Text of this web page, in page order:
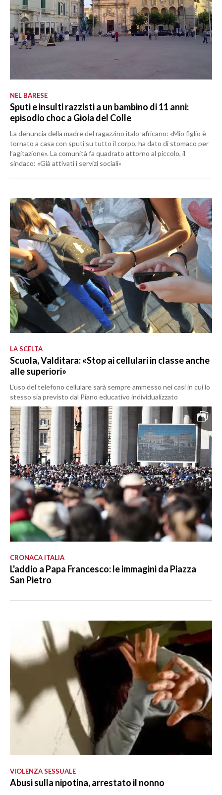
NEL BARESE
Sputi e insulti razzisti a un bambino di 11 anni:
episodio choc a Gioia del Colle
La denuncia della madre del ragazzino italo-africano: «Mio figlio è
tornato a casa con sputi su tutto il corpo, ha dato di stomaco per
l’agitazione». La comunità fa quadrato attorno al piccolo, il
sindaco: «Già attivati i servizi sociali»
LA SCELTA
Scuola, Valditara: «Stop ai cellulari in classe anche
alle superiori»
L'uso del telefono cellulare sarà sempre ammesso nei casi in cui lo
stesso sia previsto dal Piano educativo individualizzato
CRONACA ITALIA
L'addio a Papa Francesco: le immagini da Piazza
San Pietro
VIOLENZA SESSUALE
Abusi sulla nipotina, arrestato il nonno